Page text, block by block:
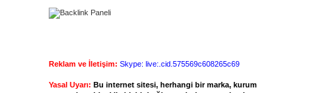
Reklam ve İletişim: Skype: live:.cid.575569c608265c69
Yasal Uyarı: Bu internet sitesi, herhangi bir marka, kurum